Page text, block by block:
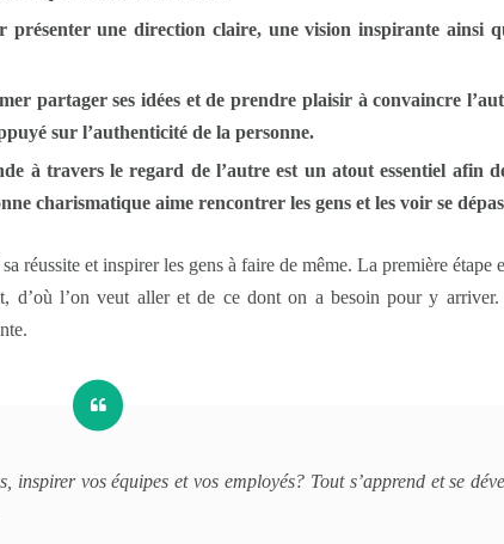
une direction claire, une vision inspirante ainsi
partager ses idées et de prendre plaisir à convaincre
sur l’authenticité de la personne.
à travers le regard de l’autre est un atout essentiel afin
charismatique aime rencontrer les gens et les voir se
réussite et inspirer les gens à faire de même. La première étape
d’où l’on veut aller et de ce dont on a besoin pour y arriver.
inspirer vos équipes et vos employés? Tout s’apprend et se